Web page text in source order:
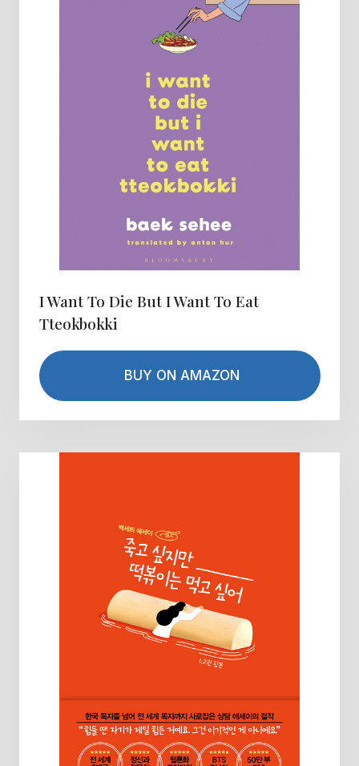
I Want To Die But I Want To Eat
Tteokbokki
BUY ON AMAZON